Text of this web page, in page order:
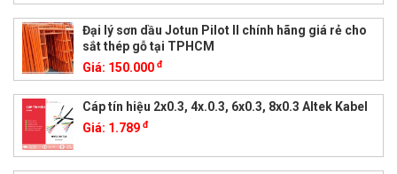
Đại lý sơn dầu Jotun Pilot II chính hãng giá rẻ cho
sắt thép gỗ tại TPHCM
Giá: 150.000 đ
Cáp tín hiệu 2x0.3, 4x.0.3, 6x0.3, 8x0.3 Altek Kabel
Giá: 1.789 đ